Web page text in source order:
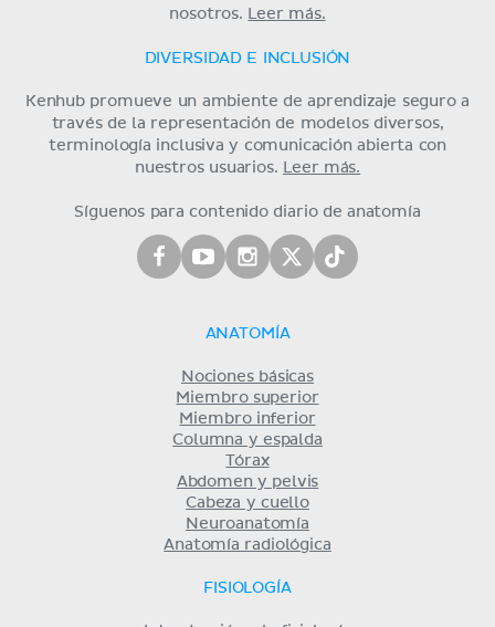
nosotros. Leer más.
DIVERSIDAD E INCLUSIÓN
Kenhub promueve un ambiente de aprendizaje seguro a
través de la representación de modelos diversos,
terminología inclusiva y comunicación abierta con
nuestros usuarios. Leer más.
Síguenos para contenido diario de anatomía
ANATOMÍA
Nociones básicas
Miembro superior
Miembro inferior
Columna y espalda
Tórax
Abdomen y pelvis
Cabeza y cuello
Neuroanatomía
Anatomía radiológica
FISIOLOGÍA